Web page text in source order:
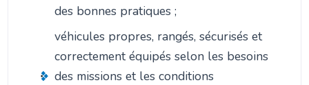
des bonnes pratiques ;
véhicules propres, rangés, sécurisés et
correctement équipés selon les besoins
des missions et les conditions